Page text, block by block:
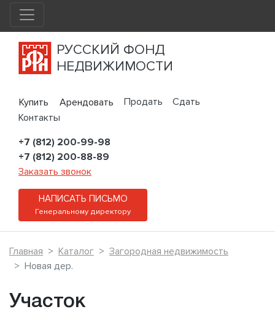
РУССКИЙ ФОНД
НЕДВИЖИМОСТИ
Купить Арендовать Продать
Сдать
Контакты
+7 (812) 200-99-98
+7 (812) 200-88-89
Заказать звонок
НАПИСАТЬ ПИСЬМО
Генеральному директору
Главная Каталог
Загородная недвижимость
Новая дер.
Участок